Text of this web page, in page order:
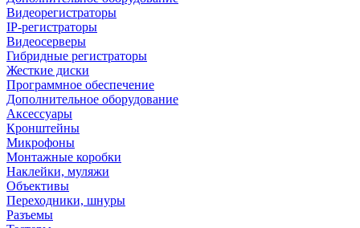
Видеорегистраторы
IP-регистраторы
Видеосерверы
Гибридные регистраторы
Жесткие диски
Программное обеспечение
Дополнительное оборудование
Аксессуары
Кронштейны
Микрофоны
Монтажные коробки
Наклейки, муляжи
Объективы
Переходники, шнуры
Разъемы